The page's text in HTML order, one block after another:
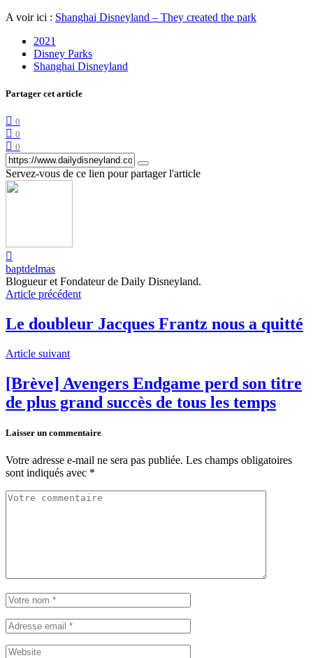
A voir ici : Shanghai Disneyland – They created the park
2021
Disney Parks
Shanghai Disneyland
Partager cet article
0
0
0
Servez-vous de ce lien pour partager l'article
baptdelmas
Blogueur et Fondateur de Daily Disneyland.
Article précédent
Le doubleur Jacques Frantz nous a quitté
Article suivant
[Brève] Avengers Endgame perd son titre
de plus grand succès de tous les temps
Laisser un commentaire
Votre adresse e-mail ne sera pas publiée. Les champs obligatoires
sont indiqués avec *